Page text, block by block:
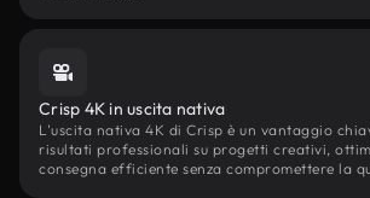
Crisp 4K in uscita nativa
L'uscita nativa 4K di Crisp è un vantaggio
risultati professionali su progetti creativi,
consegna efficiente senza compromettere la